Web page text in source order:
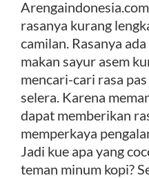
rasanya kurang
camilan. Rasanya
makan sayur asem
mencari-cari rasa
selera. Karena
dapat memberikan
memperkaya
Jadi kue apa yang
teman minum kopi?